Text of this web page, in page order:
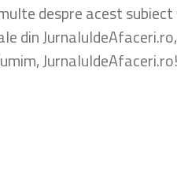
despre acest
din
JurnaluldeAfaceri.ro!